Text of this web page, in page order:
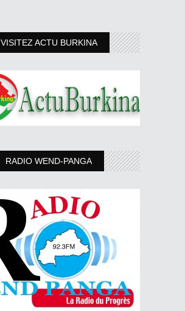
VISITEZ ACTU BURKINA
RADIO WEND-PANGA